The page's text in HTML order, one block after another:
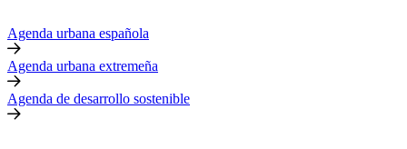
Agenda urbana española
Agenda urbana extremeña
Agenda de desarrollo sostenible